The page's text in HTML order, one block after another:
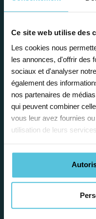
Ce site web utilise des
Les cookies nous
les annonces, d'offrir des
sociaux et d'analyser
également des
nos partenaires de
qui peuvent combiner
vous leur avez fournies
utilisation de leurs
Enseignez
Afin de
emploi du temps
vos
Nos équipes
pour vous ! De